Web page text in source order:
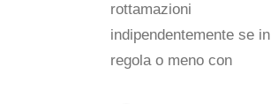
rottamazioni
indipendentemente se in
regola o meno con